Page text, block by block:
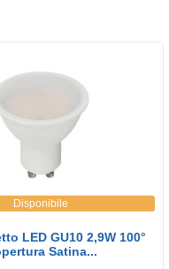
Disponibile
LED GU10 2,9W 100°
Satina...